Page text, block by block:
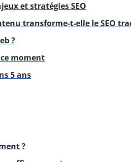
et stratégies SEO
transforme-t-elle le SEO
?
moment
5 ans
?